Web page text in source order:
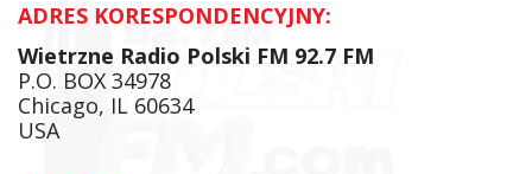
ADRES KORESPONDENCYJNY:
Wietrzne Radio Polski FM 92.7 FM
P.O. BOX 34978
Chicago, IL 60634
USA